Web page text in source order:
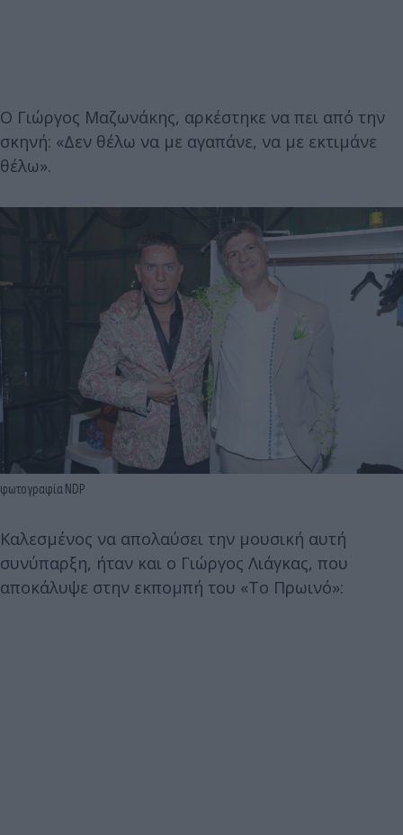
Ο Γιώργος Μαζωνάκης, αρκέστηκε να πει από την
σκηνή: «Δεν θέλω να με αγαπάνε, να με εκτιμάνε
θέλω».
φωτογραφία NDP
Καλεσμένος να απολαύσει την μουσική αυτή
συνύπαρξη, ήταν και ο Γιώργος Λιάγκας, που
αποκάλυψε στην εκπομπή του «Το Πρωινό»: